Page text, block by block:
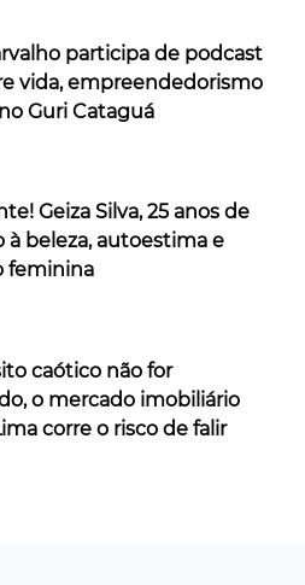
participa de podcast
vida, empreendedorismo
Guri Cataguá
Geiza Silva, 25 anos de
à beleza, autoestima e
feminina
caótico não for
o mercado imobiliário
corre o risco de falir